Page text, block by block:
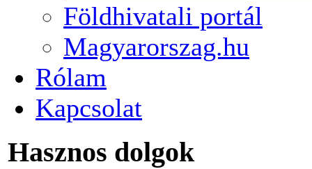
Földhivatali portál
Magyarorszag.hu
Rólam
Kapcsolat
Hasznos dolgok